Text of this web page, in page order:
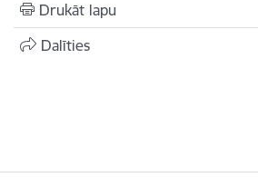
Drukāt lapu
Dalīties